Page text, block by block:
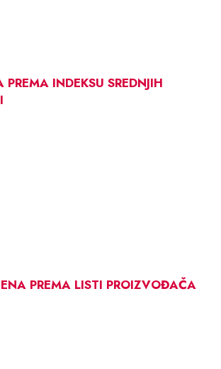
PREMA INDEKSU SREDNJIH
PREMA LISTI PROIZVOĐAČA